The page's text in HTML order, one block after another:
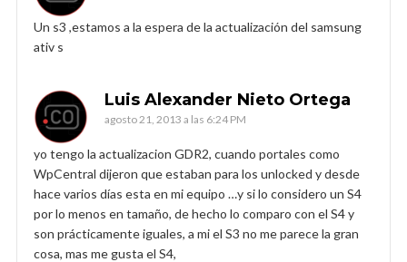
Un s3 ,estamos a la espera de la actualización del samsung
ativ s
Luis Alexander Nieto Ortega
agosto 21, 2013 a las 6:24 PM
yo tengo la actualizacion GDR2, cuando portales como
WpCentral dijeron que estaban para los unlocked y desde
hace varios días esta en mi equipo …y si lo considero un S4
por lo menos en tamaño, de hecho lo comparo con el S4 y
son prácticamente iguales, a mi el S3 no me parece la gran
cosa, mas me gusta el S4,